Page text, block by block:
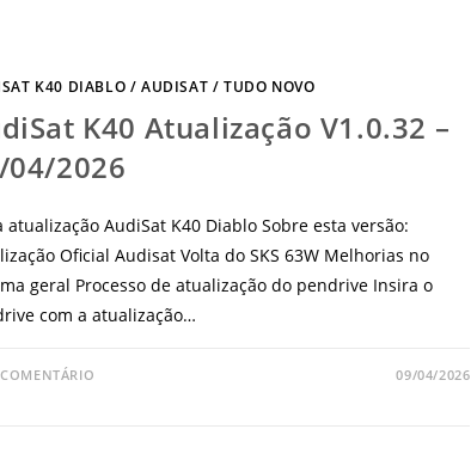
K40 DIABLO / AUDISAT / TUDO NOVO
K40 Atualização V1.0.32 –
04/2026
atualização AudiSat K40 Diablo Sobre esta versão:
Oficial Audisat Volta do SKS 63W Melhorias no
geral Processo de atualização do pendrive Insira o
com a atualização…
09/04/2026